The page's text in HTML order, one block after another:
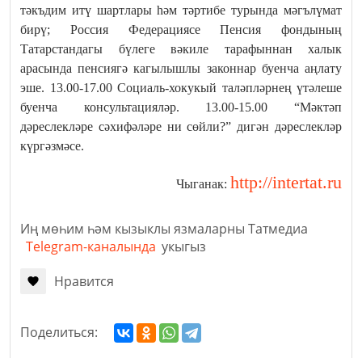
тәкъдим итү шартлары һәм тәртибе турында мәгълүмат
бирү; Россия Федерациясе Пенсия фондының
Татарстандагы бүлеге вәкиле тарафыннан халык
арасында пенсиягә кагылышлы законнар буенча аңлату
эше. 13.00-17.00 Социаль-хокукый таләпләрнең үтәлеше
буенча консультацияләр. 13.00-15.00 “Мәктәп
дәреслекләре сәхифәләре ни сөйли?” дигән дәреслекләр
күргәзмәсе.
Чыганак: http://intertat.ru
Иң мөһим һәм кызыклы язмаларны Татмедиа
Telegram-каналында укыгыз
Нравится
Поделиться: